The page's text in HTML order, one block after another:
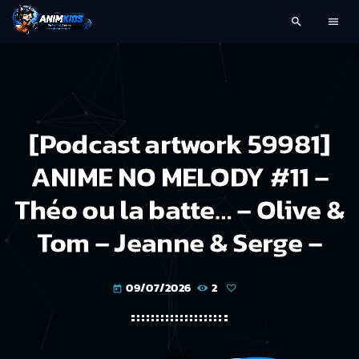
search menu
[Podcast artwork 59981]
ANIME NO MELODY #11 –
Théo ou la batte… – Olive &
Tom – Jeanne & Serge –
today 09/07/2026 2